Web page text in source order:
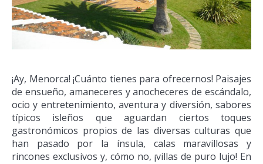
¡Ay, Menorca! ¡Cuánto tienes para ofrecernos! Paisajes
de ensueño, amaneceres y anocheceres de escándalo,
ocio y entretenimiento, aventura y diversión, sabores
típicos isleños que aguardan ciertos toques
gastronómicos propios de las diversas culturas que
han pasado por la ínsula, calas maravillosas y
rincones exclusivos y, cómo no, ¡villas de puro lujo! En